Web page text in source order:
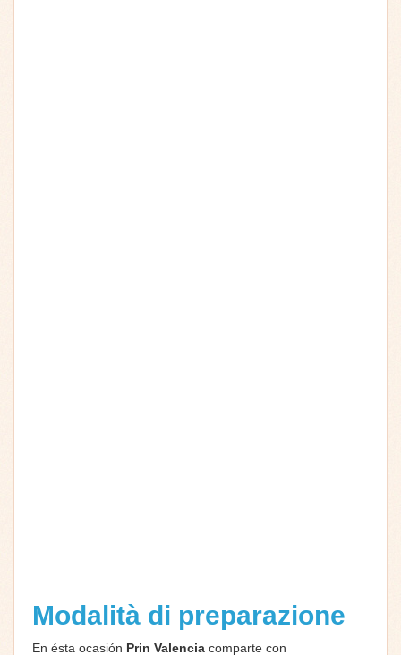
Modalità di preparazione
En ésta ocasión Prin Valencia comparte con